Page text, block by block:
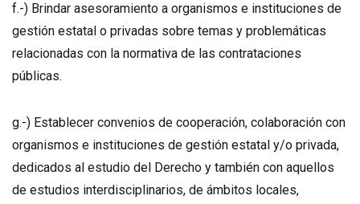
f.-) Brindar asesoramiento a organismos e instituciones de
gestión estatal o privadas sobre temas y problemáticas
relacionadas con la normativa de las contrataciones
públicas.
g.-) Establecer convenios de cooperación, colaboración con
organismos e instituciones de gestión estatal y/o privada,
dedicados al estudio del Derecho y también con aquellos
de estudios interdisciplinarios, de ámbitos locales,